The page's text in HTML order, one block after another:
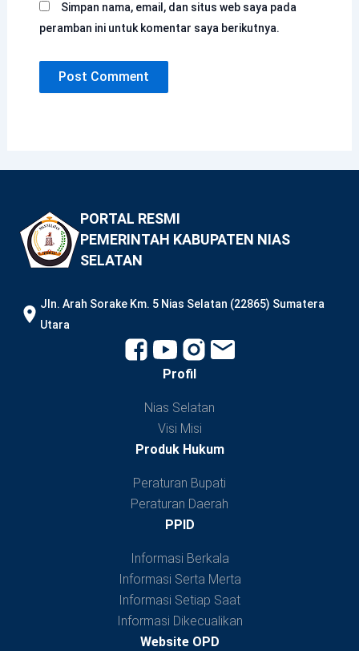
Simpan nama, email, dan situs web saya pada
peramban ini untuk komentar saya berikutnya.
PORTAL RESMI
PEMERINTAH KABUPATEN NIAS
SELATAN
JIn. Arah Sorake Km. 5 Nias Selatan (22865) Sumatera
Utara
Profil
Nias Selatan
Visi Misi
Produk Hukum
Peraturan Bupati
Peraturan Daerah
PPID
Informasi Berkala
Informasi Serta Merta
Informasi Setiap Saat
Informasi Dikecualikan
Website OPD